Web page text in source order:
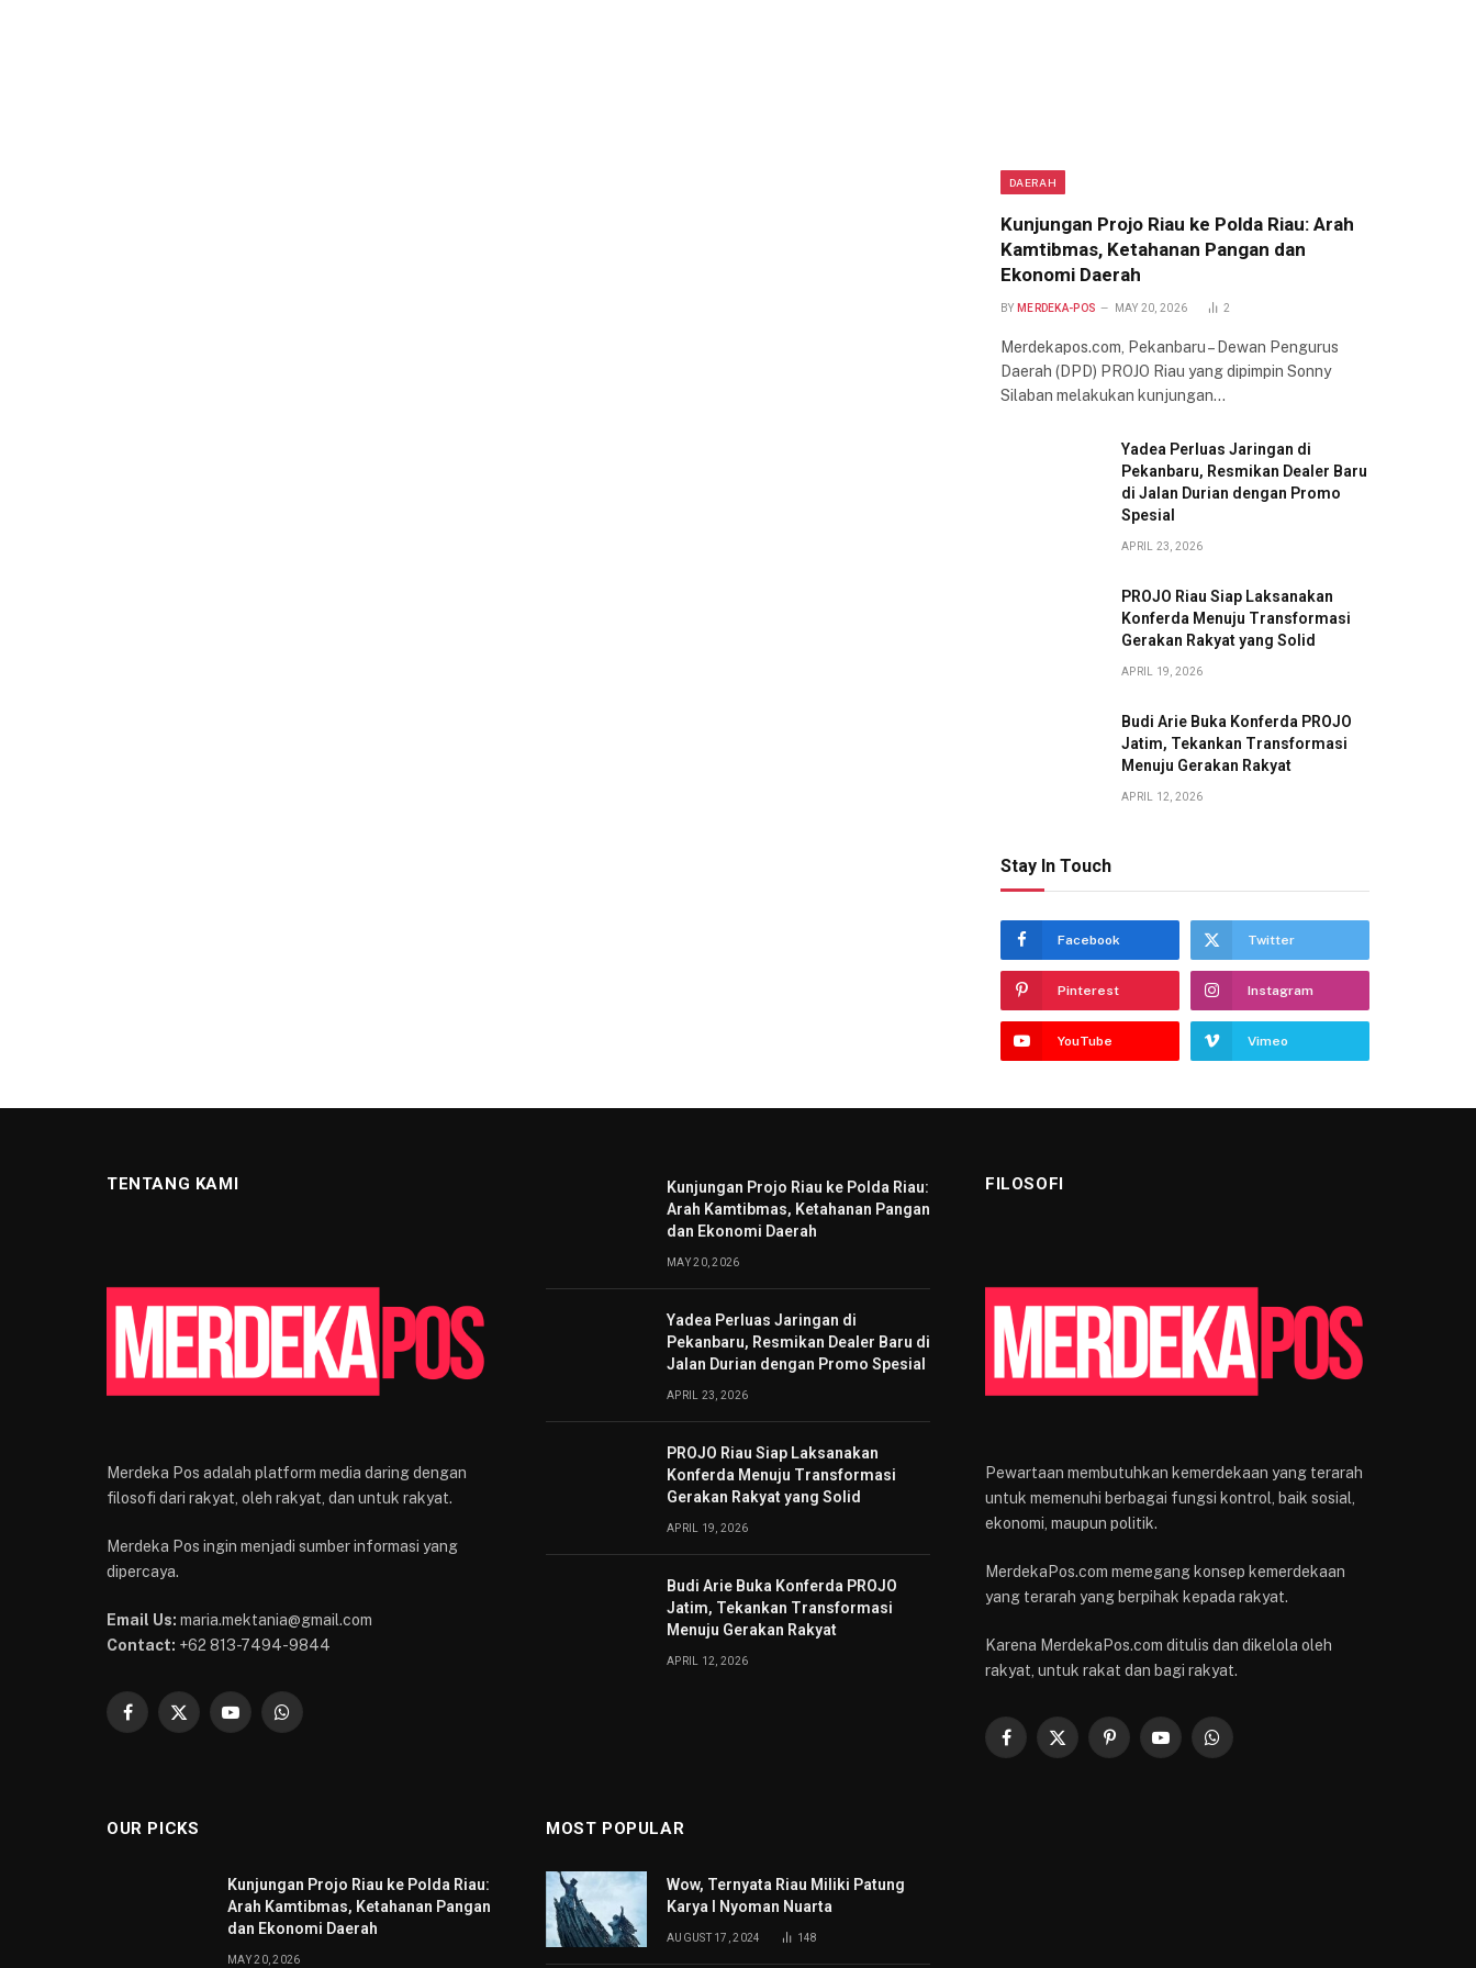
DAERAH
Kunjungan Projo Riau ke Polda Riau: Arah
Kamtibmas, Ketahanan Pangan dan
Ekonomi Daerah
BY MERDEKA-POS MAY 20, 2026 2
Merdekapos.com, Pekanbaru – Dewan Pengurus
Daerah (DPD) PROJO Riau yang dipimpin Sonny
Silaban melakukan kunjungan…
Yadea Perluas Jaringan di
Pekanbaru, Resmikan Dealer Baru
di Jalan Durian dengan Promo
Spesial
APRIL 23, 2026
PROJO Riau Siap Laksanakan
Konferda Menuju Transformasi
Gerakan Rakyat yang Solid
APRIL 19, 2026
Budi Arie Buka Konferda PROJO
Jatim, Tekankan Transformasi
Menuju Gerakan Rakyat
APRIL 12, 2026
Stay In Touch
Facebook Twitter
Pinterest Instagram
YouTube Vimeo
TENTANG KAMI
Merdeka Pos adalah platform media daring dengan
filosofi dari rakyat, oleh rakyat, dan untuk rakyat.
Merdeka Pos ingin menjadi sumber informasi yang
dipercaya.
Email Us: maria.mektania@gmail.com
Contact: +62 813-7494-9844
Facebook
X
YouTubeWhatsApp
Kunjungan Projo Riau ke Polda Riau:
Arah Kamtibmas, Ketahanan Pangan
dan Ekonomi Daerah
MAY 20, 2026
Yadea Perluas Jaringan di
Pekanbaru, Resmikan Dealer Baru di
Jalan Durian dengan Promo Spesial
APRIL 23, 2026
PROJO Riau Siap Laksanakan
Konferda Menuju Transformasi
Gerakan Rakyat yang Solid
APRIL 19, 2026
Budi Arie Buka Konferda PROJO
Jatim, Tekankan Transformasi
Menuju Gerakan Rakyat
APRIL 12, 2026
FILOSOFI
Pewartaan membutuhkan kemerdekaan yang terarah
untuk memenuhi berbagai fungsi kontrol, baik sosial,
ekonomi, maupun politik.
MerdekaPos.com memegang konsep kemerdekaan
yang terarah yang berpihak kepada rakyat.
Karena MerdekaPos.com ditulis dan dikelola oleh
rakyat, untuk rakat dan bagi rakyat.
Facebook
X
PinterestYouTubeWhatsApp
OUR PICKS
Kunjungan Projo Riau ke Polda Riau:
Arah Kamtibmas, Ketahanan Pangan
dan Ekonomi Daerah
MAY 20, 2026
MOST POPULAR
Wow, Ternyata Riau Miliki Patung
Karya I Nyoman Nuarta
AUGUST 17, 2024 148